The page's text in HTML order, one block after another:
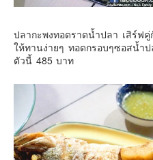
ปลากะพงทอดราดน้ำปลา เสิร์ฟ
ให้ทานง่ายๆ ทอดกรอบๆซอสน้ำ
ตัวนี้ 485 บาท